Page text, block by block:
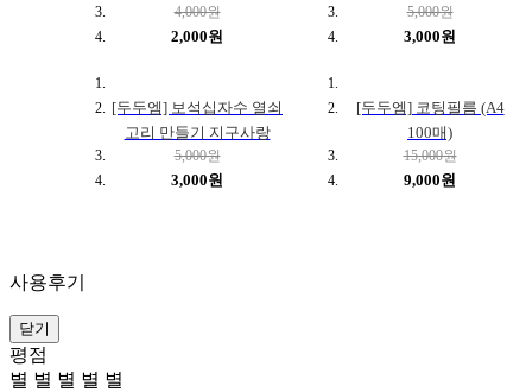
4,000원
2,000원
5,000원
3,000원
[두두엠] 보석십자수 열쇠
고리 만들기 지구사랑
5,000원
3,000원
[두두엠] 코팅필름 (A4
100매)
15,000원
9,000원
사용후기
닫기
평점
별 별 별 별 별